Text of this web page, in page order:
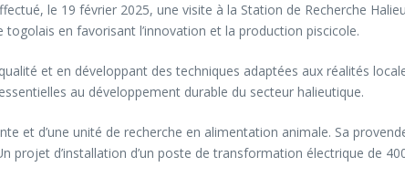
le 19 février 2025, une visite à la Station de Recherche
en favorisant l’innovation et la production piscicole.
et en développant des techniques adaptées aux réalités
au développement durable du secteur halieutique.
et d’une unité de recherche en alimentation animale. Sa
projet d’installation d’un poste de transformation électrique de